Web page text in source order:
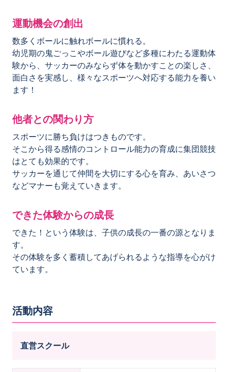
運動機会の創出
数多くボールに触れボールに慣れる。
幼児期の鬼ごっこやボール遊びなど多種にわたる運動体
験から、サッカーのみならず体を動かすことの楽しさ、
面白さを実感し、様々なスポーツへ対応する能力を養い
ます！
他者との関わり方
スポーツに勝ち負けはつきものです。
そこから得る感情のコントロール能力の育成に集団競技
はとても効果的です。
サッカーを通じて仲間を大切にする心を育み、あいさつ
などマナーも覚えていきます。
できた体験からの成長
できた！という体験は、子供の成長の一番の源となりま
す。
その体験を多く蓄積してあげられるような指導を心がけ
ています。
活動内容
直営スクール